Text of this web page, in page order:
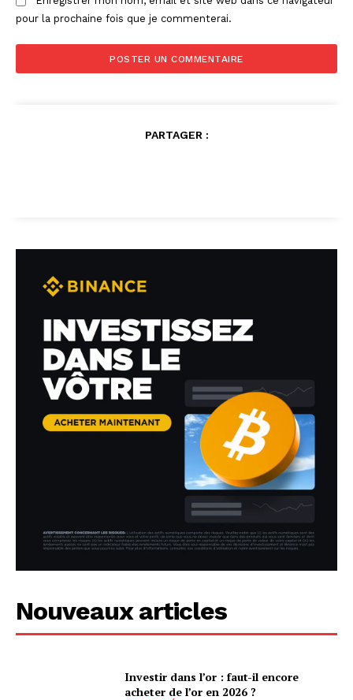
pour la prochaine fois que je commenterai.
PARTAGER :
Nouveaux articles
Investir dans l’or : faut-il encore
acheter de l’or en 2026 ?